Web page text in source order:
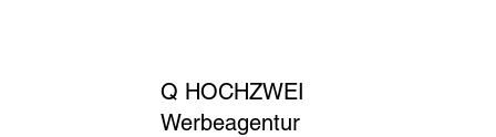
Q HOCHZWEI
Werbeagentur